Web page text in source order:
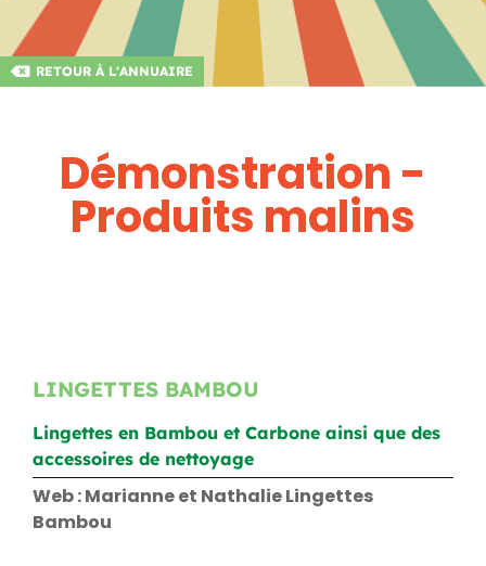
RETOUR À L'ANNUAIRE
Démonstration -
Produits malins
LINGETTES BAMBOU
Lingettes en Bambou et Carbone ainsi que des
accessoires de nettoyage
Web : Marianne et Nathalie Lingettes
Bambou